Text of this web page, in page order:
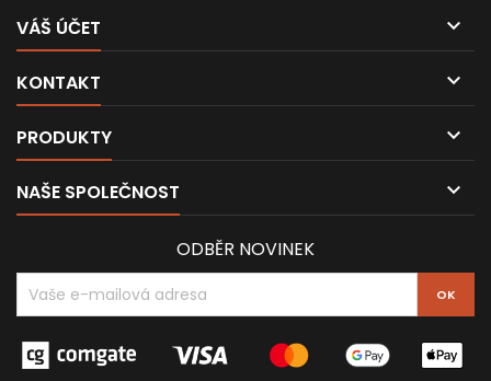
VÁŠ ÚČET 
KONTAKT 
PRODUKTY 
NAŠE SPOLEČNOST 
ODBĚR NOVINEK